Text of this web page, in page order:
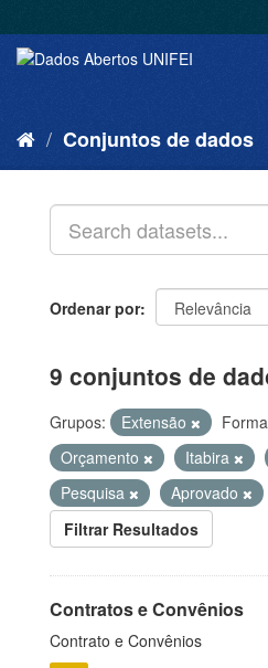
Conjuntos de dados
Ordenar por
9 conjuntos de
Grupos: Extensão
Orçamento
Itabira
Pesquisa
Aprovado
Filtrar Resultados
Contratos e Convênios
Contrato e Convênios